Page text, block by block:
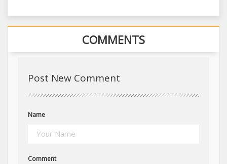
COMMENTS
Post New Comment
Name
Comment